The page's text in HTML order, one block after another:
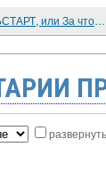
ПОЗДНИЙ СТАРТ НЕ ФАЛЬСТАРТ, или За что в спецназе уважают "карьеристов"